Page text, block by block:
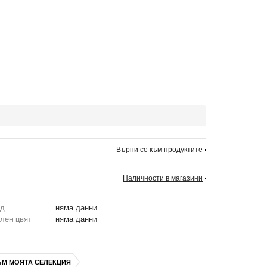
Върни се към продуктите
Наличности в магазини
няма данни
цвят
няма данни
МОЯТА СЕЛЕКЦИЯ